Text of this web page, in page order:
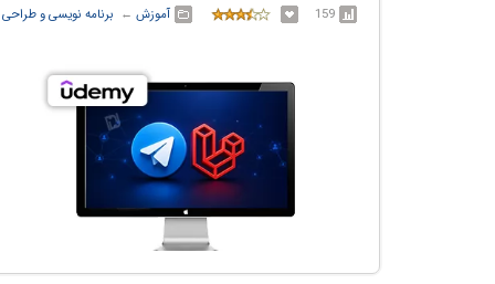
159 آموزش ← ‏ برنامه نویسی و